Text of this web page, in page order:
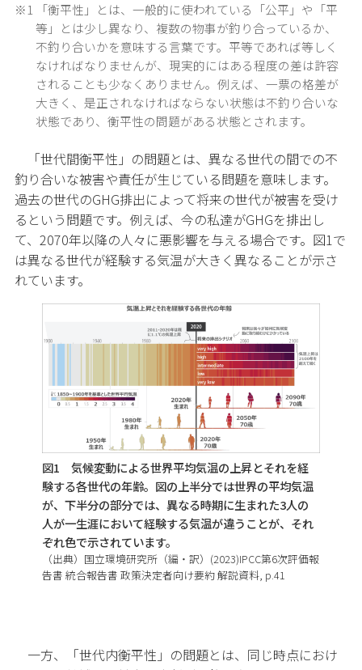
※1
「衡平性」とは、一般的に使われている「公平」や「平
等」とは少し異なり、複数の物事が釣り合っているか、
不釣り合いかを意味する言葉です。平等であれば等しく
なければなりませんが、現実的にはある程度の差は許容
されることも少なくありません。例えば、一票の格差が
大きく、是正されなければならない状態は不釣り合いな
状態であり、衡平性の問題がある状態とされます。
「世代間衡平性」の問題とは、異なる世代の間での不
釣り合いな被害や責任が生じている問題を意味します。
過去の世代のGHG排出によって将来の世代が被害を受け
るという問題です。例えば、今の私達がGHGを排出し
て、2070年以降の人々に悪影響を与える場合です。図1で
は異なる世代が経験する気温が大きく異なることが示さ
れています。
図1 気候変動による世界平均気温の上昇とそれを経
験する各世代の年齢。図の上半分では世界の平均気温
が、下半分の部分では、異なる時期に生まれた3人の
人が一生涯において経験する気温が違うことが、それ
ぞれ色で示されています。
（出典）国立環境研究所（編・訳）(2023)IPCC第6次評価報
告書 統合報告書 政策決定者向け要約 解説資料, p.41
一方、「世代内衡平性」の問題とは、同じ時点におけ